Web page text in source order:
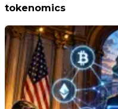
tokenomics